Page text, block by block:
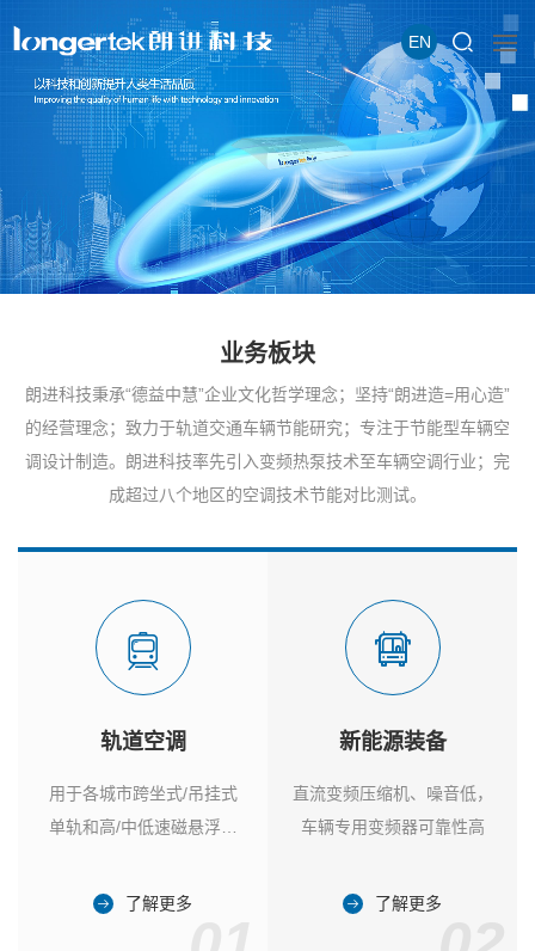
EN
业务板块
朗进科技秉承“德益中慧”企业文化哲学理念；坚持“朗进造=用心造”
的经营理念；致力于轨道交通车辆节能研究；专注于节能型车辆空
调设计制造。朗进科技率先引入变频热泵技术至车辆空调行业；完
成超过八个地区的空调技术节能对比测试。
轨道空调
用于各城市跨坐式/吊挂式
单轨和高/中低速磁悬浮列
了解更多
新能源装备
直流变频压缩机、噪音低，
车辆专用变频器可靠性高
了解更多